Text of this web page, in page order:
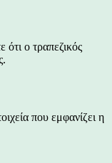
ο τραπεζικός
που εμφανίζει η